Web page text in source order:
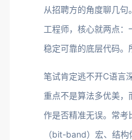
从招聘方的角度聊几
工程师，核心就两点
稳定可靠的底层代码。
笔试肯定逃不开C语言
重点不是算法多优美，
作是否精准无误。常考
（bit-band）宏、结